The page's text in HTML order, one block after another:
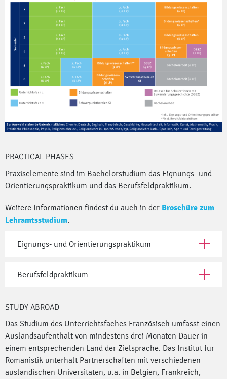
PRACTICAL PHASES
Praxiselemente sind im Bachelorstudium das Eignungs- und
Orientierungspraktikum und das Berufsfeldpraktikum.
Weitere Informationen findest du auch in der Broschüre zum
Lehramtsstudium.
Eignungs- und Orientierungspraktikum Open
Berufsfeldpraktikum Open
STUDY ABROAD
Das Studium des Unterrichtsfaches Französisch umfasst einen
Auslandsaufenthalt von mindestens drei Monaten Dauer in
einem entsprechenden Land der Zielsprache. Das Institut für
Romanistik unterhält Partnerschaften mit verschiedenen
ausländischen Universitäten, u.a. in Belgien, Frankreich,